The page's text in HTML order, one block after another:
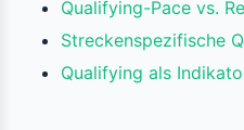
Qualifying-Pace vs.
Streckenspezifische
Qualifying als